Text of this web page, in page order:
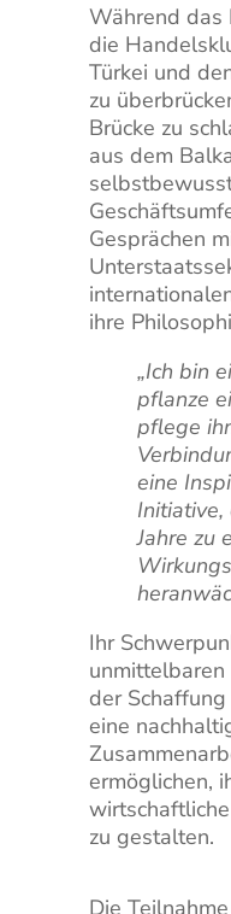
Während das
die
Türkei und
zu
Brücke zu
aus dem
Gesprächen
ihre
„Ich bin
pflanze
pflege
eine
Jahre zu
Ihr
der
eine
ermöglichen,
zu gestalten.
Die